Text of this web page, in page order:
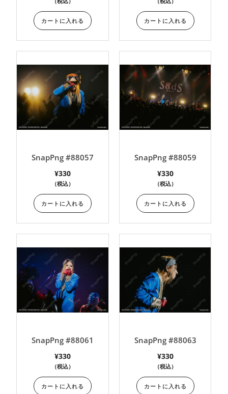
カートに入れる カートに入れる
SnapPng #88057
¥330
（税込）
カートに入れる
SnapPng #88059
¥330
（税込）
カートに入れる
SnapPng #88061
¥330
（税込）
カートに入れる
SnapPng #88063
¥330
（税込）
カートに入れる